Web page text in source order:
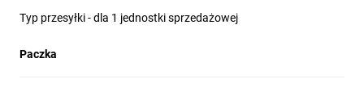
Typ przesyłki - dla 1 jednostki sprzedażowej
Paczka